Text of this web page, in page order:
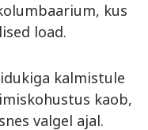
kus
load.
kalmistule
kaob,
valgel ajal.